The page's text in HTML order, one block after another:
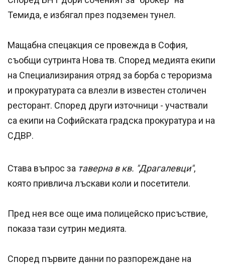
Темида, е избягал през подземен тунел.
Мащабна спецакция се провежда в София,
съобщи сутринта Нова тв. Според медията екипи
на Специализирания отряд за борба с тероризма
и прокуратурата са влезли в известен столичен
ресторант. Според други източници - участвали
са екипи на Софийската градска прокуратура и на
СДВР.
Става въпрос за таверна в кв. "Драгалевци",
която привлича лъскави коли и посетители.
Пред нея все още има полицейско присъствие,
показа тази сутрин медията.
Според първите данни по разпореждане на